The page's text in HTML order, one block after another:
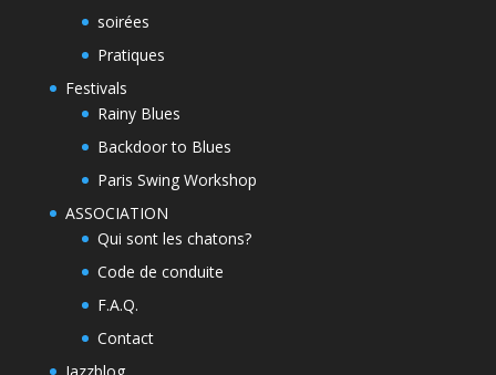
soirées
Pratiques
Festivals
Rainy Blues
Backdoor to Blues
Paris Swing Workshop
ASSOCIATION
Qui sont les chatons?
Code de conduite
F.A.Q.
Contact